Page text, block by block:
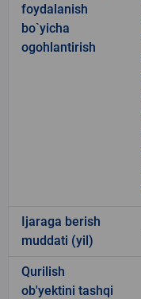
foydalanish
bo`yicha
ogohlantirish
Ijaraga berish
muddati (yil)
Qurilish
ob'yektini tashqi